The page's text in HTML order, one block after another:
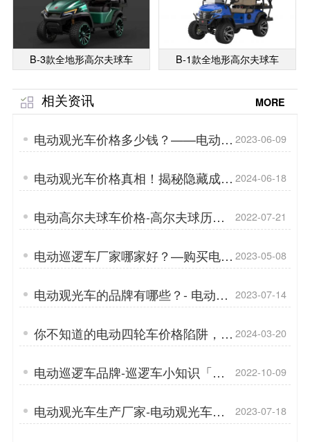
B-3款全地形高尔夫球车 B-1款全地形高尔夫球车
相关资讯 MORE
电动观光车价格多少钱？——电动观
光车锂电池的特点「专菱」
2023-06-09
电动观光车价格真相！揭秘隐藏成本
「专菱」
2024-06-18
电动高尔夫球车价格-高尔夫球历史
「专菱」
2022-07-21
电动巡逻车厂家哪家好？—购买电动
巡逻车时，对电池有哪些要求 「专
菱」
2023-05-08
电动观光车的品牌有哪些？- 电动观
光车的几大优势「专菱」
2023-07-14
你不知道的电动四轮车价格陷阱，我
都踩过——品牌[专菱]
2024-03-20
电动巡逻车品牌-巡逻车小知识「专
菱」
2022-10-09
电动观光车生产厂家-电动观光车售
后优点「专菱」
2023-07-18